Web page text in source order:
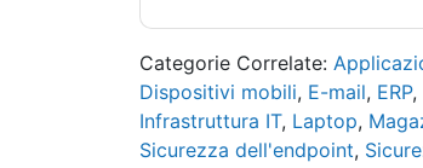
Categorie Correlate:
Dispositivi mobili, E-mail, ERP,
Infrastruttura IT, Laptop,
Sicurezza dell'endpoint,